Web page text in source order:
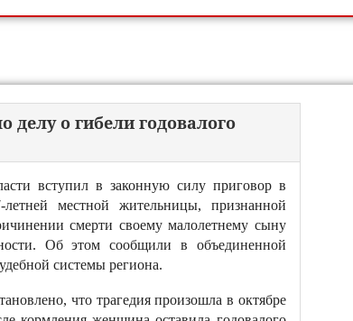
делу о гибели годовалого
вступил в законную силу приговор в
местной жительницы, признанной
смерти своему малолетнему сыну
Об этом сообщили в объединенной
системы региона.
что трагедия произошла в октябре